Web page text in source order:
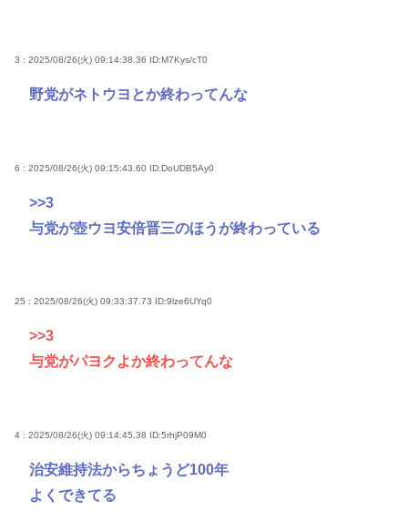
3 : 2025/08/26(火) 09:14:38.36 ID:M7Kys/cT0
野党がネトウヨとか終わってんな
6 : 2025/08/26(火) 09:15:43.60 ID:DoUDB5Ay0
>>3
与党が壺ウヨ安倍晋三のほうが終わっている
25 : 2025/08/26(火) 09:33:37.73 ID:9lze6UYq0
>>3
与党がパヨクよか終わってんな
4 : 2025/08/26(火) 09:14:45.38 ID:5rhjP09M0
治安維持法からちょうど100年
よくできてる